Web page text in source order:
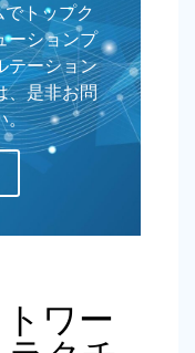
トップク
ーションプ
テーション
、是非お問
。
ワー